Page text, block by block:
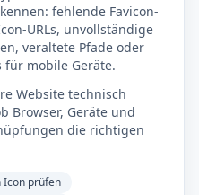
fehlende Favicon-
URLs, unvollständige
veraltete Pfade oder
für mobile Geräte.
Website technisch
Browser, Geräte und
die richtigen
Icon prüfen